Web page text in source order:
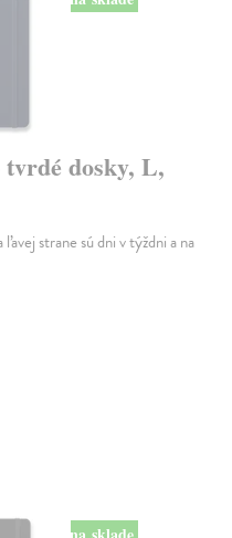
dosky, L,
strane sú dni v týždni a na